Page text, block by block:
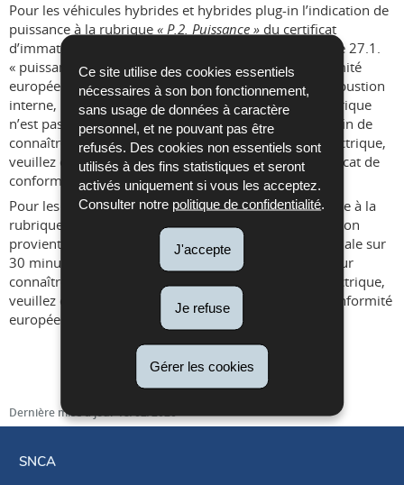
Ce site utilise des cookies essentiels
nécessaires à son bon fonctionnement,
sans usage de données à caractère
personnel, et ne pouvant pas être
refusés. Des cookies non essentiels sont
utilisés à des fins statistiques et seront
activés uniquement si vous les acceptez.
Consulter notre politique de confidentialité.
J'accepte
Je refuse
Gérer les cookies
Pour les véhicules hybrides et hybrides plug-in l’indication de
puissance à la rubrique « P.2. Puissance » du certificat
d’immatriculation provient uniquement de la rubrique 27.1.
« puissance nette maximale » du certificat de conformité
européen. Le moteur principal étant le moteur à combustion
interne, la puissance supplémentaire du moteur électrique
n’est pas reprise sur le certificat d’’immatriculation. Afin de
connaître la puissance supplémentaire du moteur électrique,
veuillez consulter les rubriques 27.3. et 27.4 du certificat de
conformité européen du véhicule.
Pour les véhicules électriques, l’indication de puissance à la
rubrique
« P.2. Puissance »du certificat d’immatriculation
provient de la rubrique 27.4. « puissance nette maximale sur
30 minutes» du certificat de conformité européen. Pour
connaître la puissance nette maximale du moteur électrique,
veuillez consulter la rubrique 27.3. du certificat de conformité
européen du véhicule.
Dernière mise à jour18/02/2020
SNCA